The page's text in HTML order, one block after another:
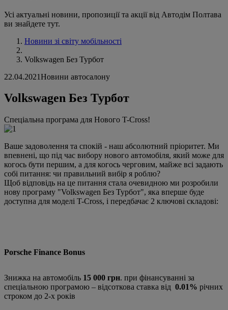
Усі актуальні новини, пропозиції та акції від Автодім Полтава
ви знайдете тут.
Новини зі світу мобільності
Volkswagen Без Турбот
22.04.2021Новини автосалону
Volkswagen Без Турбот
Спеціальна програма для Нового T-Cross!
Ваше задоволення та спокій - наш абсолютний пріоритет. Ми
впевнені, що під час вибору нового автомобіля, який може для
когось бути першим, а для когось черговим, майже всі задають
собі питання: чи правильний вибір я роблю?
Щоб відповідь на це питання стала очевидною ми розробили
нову програму "Volkswagen Без Турбот", яка вперше буде
доступна для моделі T-Cross, і передбачає 2 ключові складові:
Porsche Finance Bonus
Знижка на автомобіль 15 000 грн. при фінансуванні за
спеціальною програмою – відсоткова ставка від 0.01% річних
строком до 2-х років